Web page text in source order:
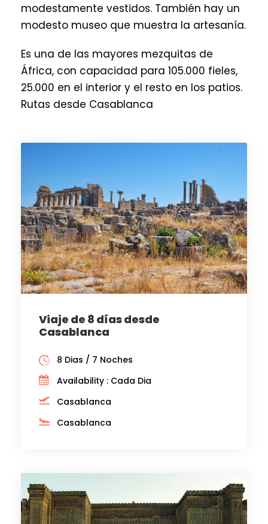
modestamente vestidos. También hay un
modesto museo que muestra la artesanía.
Es una de las mayores mezquitas de
África, con capacidad para 105.000 fieles,
25.000 en el interior y el resto en los patios.
Rutas desde Casablanca
Viaje de 8 días desde
Casablanca
8 Dias / 7 Noches
Availability : Cada Dia
Casablanca
Casablanca